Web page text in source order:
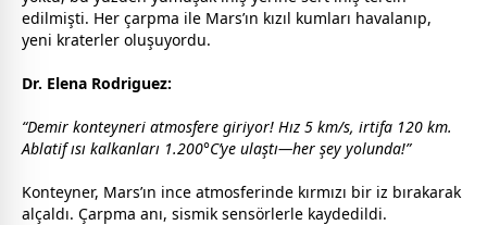
edilmişti. Her çarpma ile Mars’ın kızıl kumları havalanıp,
yeni kraterler oluşuyordu.
Dr. Elena Rodriguez:
“Demir konteyneri atmosfere giriyor! Hız 5 km/s, irtifa 120 km.
Ablatif ısı kalkanları 1.200°C’ye ulaştı—her şey yolunda!”
Konteyner, Mars’ın ince atmosferinde kırmızı bir iz bırakarak
alçaldı. Çarpma anı, sismik sensörlerle kaydedildi.